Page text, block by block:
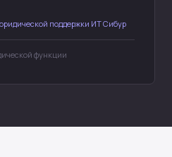
поддержки ИТ Сибур
функции